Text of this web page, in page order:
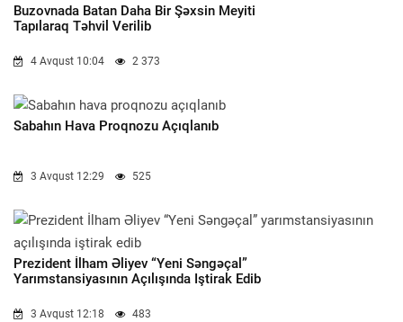
Buzovnada Batan Daha Bir Şəxsin Meyiti
Tapılaraq Təhvil Verilib
4 Avqust 10:04 2 373
Sabahın Hava Proqnozu Açıqlanıb
3 Avqust 12:29 525
Prezident İlham Əliyev “Yeni Səngəçal”
Yarımstansiyasının Açılışında Iştirak Edib
3 Avqust 12:18 483